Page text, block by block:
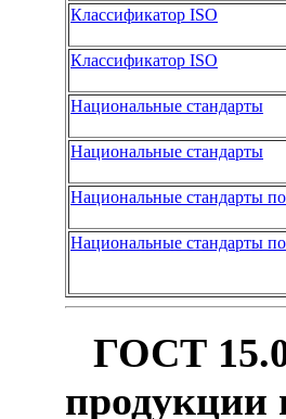
Классификатор ISO
Классификатор ISO
Национальные стандарты
Национальные стандарты
Национальные стандарты
Национальные стандарты
ГОСТ
продукции